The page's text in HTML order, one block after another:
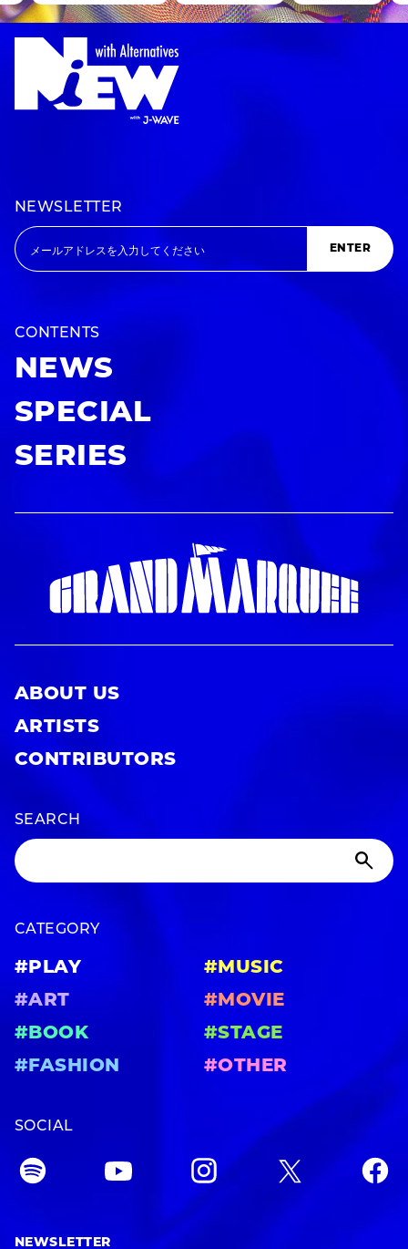
NEWSLETTER
ENTER
CONTENTS
NEWS
SPECIAL
SERIES
ABOUT US
ARTISTS
CONTRIBUTORS
SEARCH
CATEGORY
#PLAY
#MUSIC
#ART
#MOVIE
#BOOK
#STAGE
#FASHION
#OTHER
SOCIAL
NEWSLETTER